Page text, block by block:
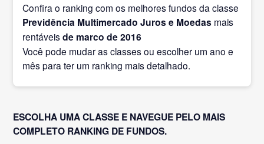
Confira o ranking com os melhores fundos da classe
Previdência Multimercado Juros e Moedas mais
rentáveisde marco de 2016
Você pode mudar as classes ou escolher um ano e
mês para ter um ranking mais detalhado.
ESCOLHA UMA CLASSE E NAVEGUE PELO MAIS
COMPLETO RANKING DE FUNDOS.